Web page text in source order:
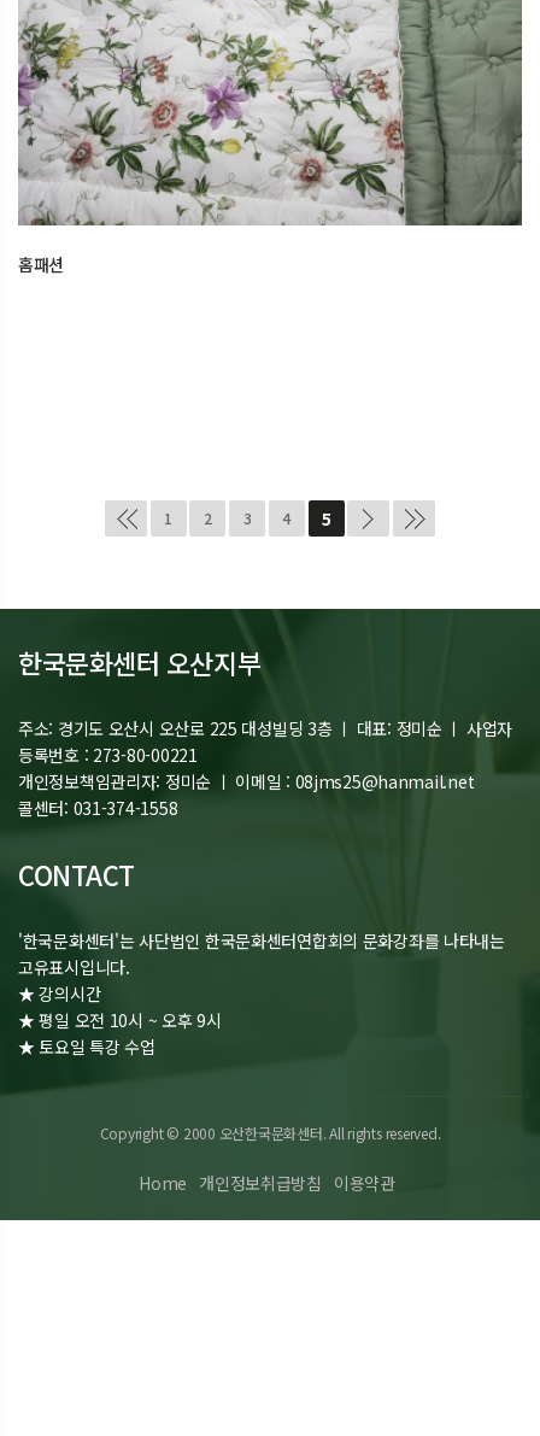
홈패션
2025.12.09오산한국문화센터
홈패션
1 2 3 4 5
한국문화센터 오산지부
주소: 경기도 오산시 오산로 225 대성빌딩 3층 ㅣ 대표: 정미순 ㅣ 사업자
등록번호 : 273-80-00221
개인정보책임관리자: 정미순 ㅣ 이메일 : 08jms25@hanmail.net
콜센터: 031-374-1558
CONTACT
'한국문화센터'는 사단법인 한국문화센터연합회의 문화강좌를 나타내는
고유표시입니다.
★ 강의시간
★ 평일 오전 10시 ~ 오후 9시
★ 토요일 특강 수업
Copyright © 2000 오산한국문화센터. All rights reserved.
Home 개인정보취급방침 이용약관